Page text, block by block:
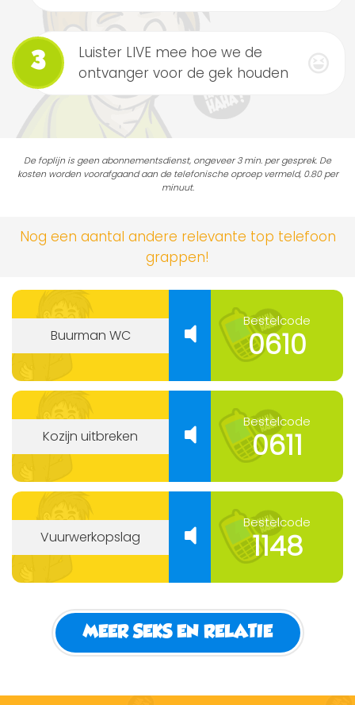
3
Luister LIVE mee hoe we de
ontvanger voor de gek houden
De foplijn is geen abonnementsdienst, ongeveer 3 min. per gesprek. De
kosten worden voorafgaand aan de telefonische oproep vermeld, 0.80 per
minuut.
Nog een aantal andere relevante top telefoon
grappen!
Buurman WC
Bestelcode
0610
Kozijn uitbreken
Bestelcode
0611
Vuurwerkopslag
Bestelcode
1148
MEER SEKS EN RELATIE